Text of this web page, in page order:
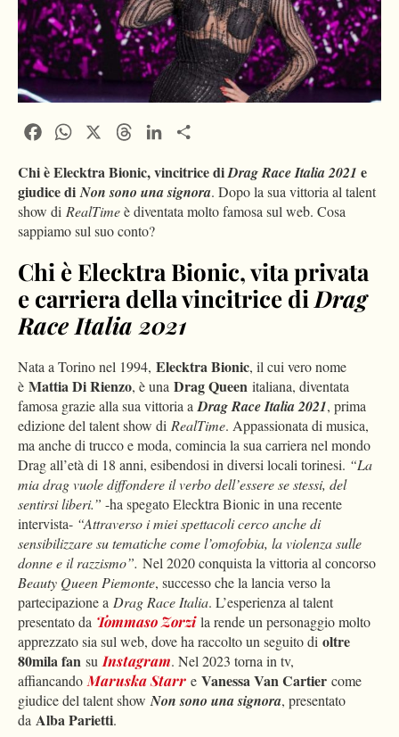
FacebookWhatsApp ThreadsLinkedIn
Chi è Elecktra Bionic, vincitrice diDrag Race Italia 2021 e
giudice diNon sono una signora. Dopo la sua vittoria al talent
show di RealTimeè diventata molto famosa sul web. Cosa
sappiamo sul suo conto?
Chi è Elecktra Bionic, vita privata
e carriera della vincitrice diDrag
Race Italia 2021
Nata a Torino nel 1994, Elecktra Bionic, il cui vero nome
è Mattia Di Rienzo, è una Drag Queen italiana, diventata
famosa grazie alla sua vittoria aDrag Race Italia 2021, prima
edizione del talent show di RealTime. Appassionata di musica,
ma anche di trucco e moda, comincia la sua carriera nel mondo
Drag all’età di 18 anni, esibendosi in diversi locali torinesi. “La
mia drag vuole diffondere il verbo dell’essere se stessi, del
sentirsi liberi.” -ha spegato Elecktra Bionic in una recente
intervista- “Attraverso i miei spettacoli cerco anche di
sensibilizzare su tematiche come l’omofobia, la violenza sulle
donne e il razzismo”. Nel 2020 conquista la vittoria al concorso
Beauty Queen Piemonte, successo che la lancia verso la
partecipazione a Drag Race Italia. L’esperienza al talent
presentato da Tommaso Zorzi la rende un personaggio molto
apprezzato sia sul web, dove ha raccolto un seguito di oltre
80mila fan suInstagram. Nel 2023 torna in tv,
affiancandoMaruska Starr e Vanessa Van Cartier come
giudice del talent showNon sono una signora, presentato
da Alba Parietti.